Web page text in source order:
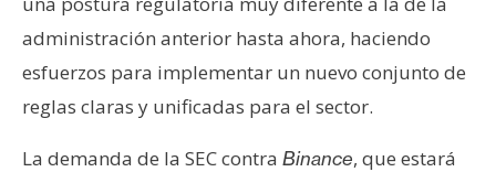
administración anterior hasta ahora, haciendo
esfuerzos para implementar un nuevo conjunto de
reglas claras y unificadas para el sector.
La demanda de la SEC contra Binance, que estará